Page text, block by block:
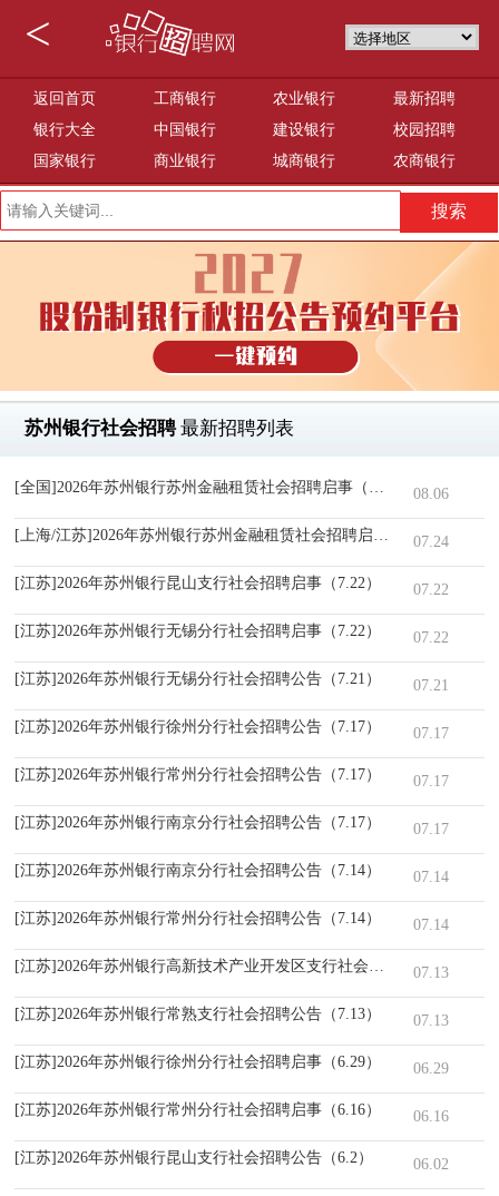
<
返回首页 工商银行 农业银行
最新招聘
银行大全
中国银行 建设银行
校园招聘
国家银行
商业银行 城商银行 农商银行
苏州银行社会招聘最新招聘列表
[全国]2026年苏州银行苏州金融租赁社会招聘启事（8.6） 08.06
[上海/江苏]2026年苏州银行苏州金融租赁社会招聘启事（7.24）
07.24
[江苏]2026年苏州银行昆山支行社会招聘启事（7.22） 07.22
[江苏]2026年苏州银行无锡分行社会招聘启事（7.22） 07.22
[江苏]2026年苏州银行无锡分行社会招聘公告（7.21） 07.21
[江苏]2026年苏州银行徐州分行社会招聘公告（7.17） 07.17
[江苏]2026年苏州银行常州分行社会招聘公告（7.17） 07.17
[江苏]2026年苏州银行南京分行社会招聘公告（7.17） 07.17
[江苏]2026年苏州银行南京分行社会招聘公告（7.14） 07.14
[江苏]2026年苏州银行常州分行社会招聘公告（7.14） 07.14
[江苏]2026年苏州银行高新技术产业开发区支行社会招聘公告（7.13）
07.13
[江苏]2026年苏州银行常熟支行社会招聘公告（7.13） 07.13
[江苏]2026年苏州银行徐州分行社会招聘启事（6.29） 06.29
[江苏]2026年苏州银行常州分行社会招聘启事（6.16） 06.16
[江苏]2026年苏州银行昆山支行社会招聘公告（6.2） 06.02